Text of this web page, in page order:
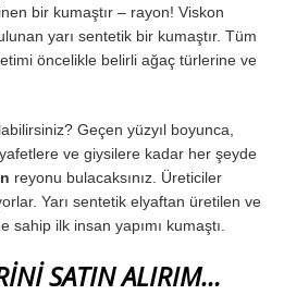
bir kumaştır – rayon! Viskon
yarı sentetik bir kumaştır. Tüm
öncelikle belirli ağaç türlerine ve
Geçen yüzyıl boyunca,
ve giysilere kadar her şeyde
reyonu bulacaksınız. Üreticiler
Yarı sentetik elyaftan üretilen ve
ilk insan yapımı kumaştı.
SATIN ALIRIM…